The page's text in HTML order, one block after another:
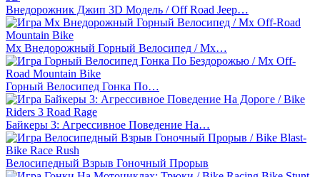
Внедорожник Джип 3D Модель / Off Road Jeep…
Mx Внедорожный Горный Велосипед / Mx…
Горный Велосипед Гонка По…
Байкеры 3: Агрессивное Поведение На…
Велосипедный Взрыв Гоночный Прорыв